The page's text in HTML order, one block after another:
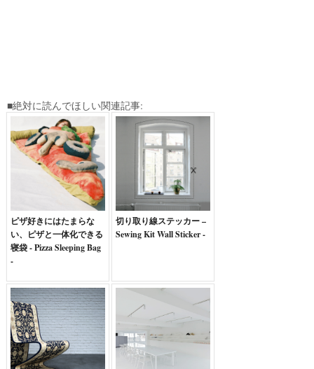
■絶対に読んでほしい関連記事:
ピザ好きにはたまらな
い、ピザと一体化できる
寝袋 - Pizza Sleeping Bag
-
切り取り線ステッカー –
Sewing Kit Wall Sticker -